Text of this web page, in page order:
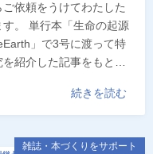
依頼をうけてわたした
。 単行本「生命の起源
」で3号に渡って特
紹介した記事をもと…
続きを読む
雑誌・本づくりをサポート